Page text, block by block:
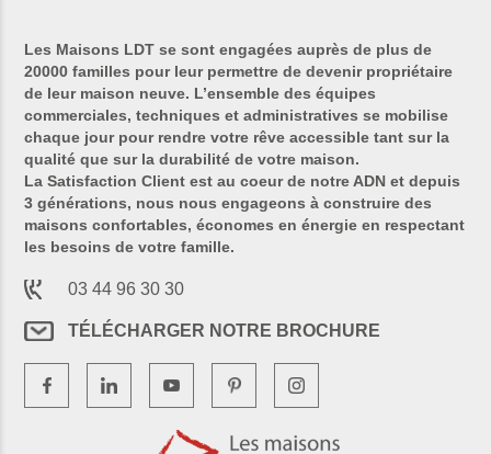
Les Maisons LDT se sont engagées auprès de plus de
20000 familles pour leur permettre de devenir propriétaire
de leur maison neuve. L’ensemble des équipes
commerciales, techniques et administratives se mobilise
chaque jour pour rendre votre rêve accessible tant sur la
qualité que sur la durabilité de votre maison.
La Satisfaction Client est au coeur de notre ADN et depuis
3 générations, nous nous engageons à construire des
maisons confortables, économes en énergie en respectant
les besoins de votre famille.
03 44 96 30 30
TÉLÉCHARGER NOTRE BROCHURE